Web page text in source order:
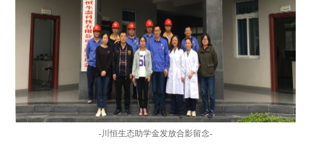
-川恒生态助学金发放合影留念-